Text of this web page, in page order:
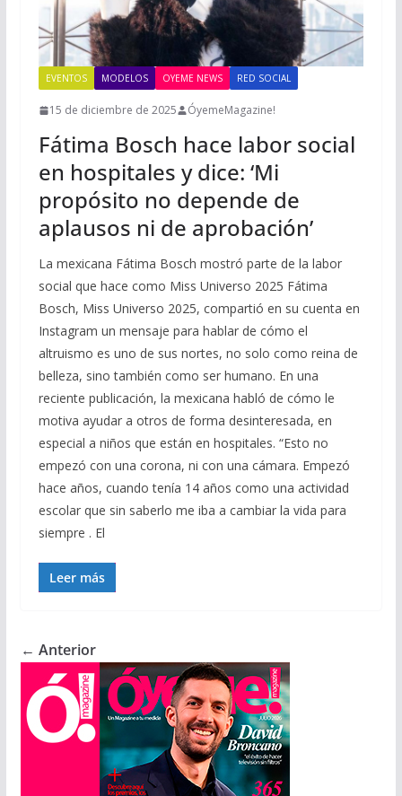
EVENTOS MODELOS OYEME NEWS RED SOCIAL
15 de diciembre de 2025 ÓyemeMagazine!
Fátima Bosch hace labor social
en hospitales y dice: ‘Mi
propósito no depende de
aplausos ni de aprobación’
La mexicana Fátima Bosch mostró parte de la labor
social que hace como Miss Universo 2025 Fátima
Bosch, Miss Universo 2025, compartió en su cuenta en
Instagram un mensaje para hablar de cómo el
altruismo es uno de sus nortes, no solo como reina de
belleza, sino también como ser humano. En una
reciente publicación, la mexicana habló de cómo le
motiva ayudar a otros de forma desinteresada, en
especial a niños que están en hospitales. “Esto no
empezó con una corona, ni con una cámara. Empezó
hace años, cuando tenía 14 años como una actividad
escolar que sin saberlo me iba a cambiar la vida para
siempre . El
Leer más
← Anterior